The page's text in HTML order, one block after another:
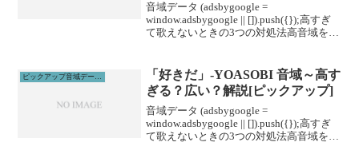
音域データ (adsbygoogle =
window.adsbygoogle || []).push({});高すぎ
て歌えないときの3つの対処法高音域を広
ルに通うこと...
ピックアップ音域データ解説
「好きだ」-YOASOBI 音域～高す
ぎる？広い？解説[ピックアップ]
音域データ (adsbygoogle =
window.adsbygoogle || []).push({});高すぎ
て歌えないときの3つの対処法高音域を広